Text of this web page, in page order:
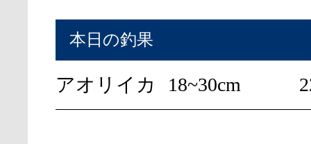
本日の釣果
アオリイカ 18~30cm